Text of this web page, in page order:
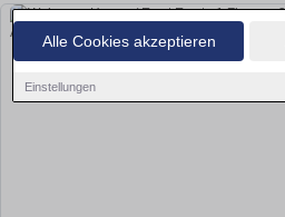
Alle Cookies akzeptieren
Einstellungen